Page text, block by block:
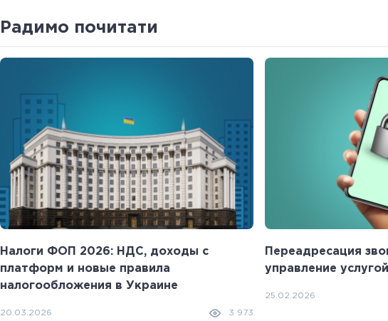
Радимо почитати
Налоги ФОП 2026: НДС, доходы с
платформ и новые правила
налогообложения в Украине
20.03.2026 3 973
Переадресация
управление услугой
25.02.2026